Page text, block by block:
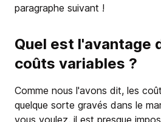
paragraphe suivant !
Quel est l'avantage
coûts variables ?
Comme nous l'avons dit, les
quelque sorte gravés dans le
vous voulez, il est presque